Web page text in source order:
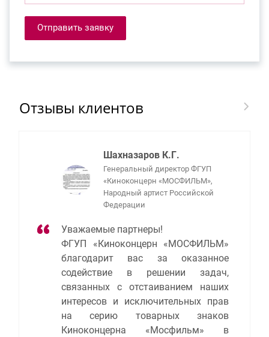
Отправить заявку
Отзывы клиентов
Шахназаров К.Г.
Генеральный директор ФГУП
«Киноконцерн «МОСФИЛЬМ»,
Народный артист Российской
Федерации
Уважаемые партнеры!
ФГУП «Киноконцерн «МОСФИЛЬМ»
благодарит вас за оказанное
содействие в решении задач,
связанных с отстаиванием наших
интересов и исключительных прав
на серию товарных знаков
Киноконцерна «Мосфильм» в